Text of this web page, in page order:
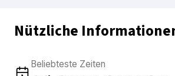
Nützliche
Beliebteste Zeiten